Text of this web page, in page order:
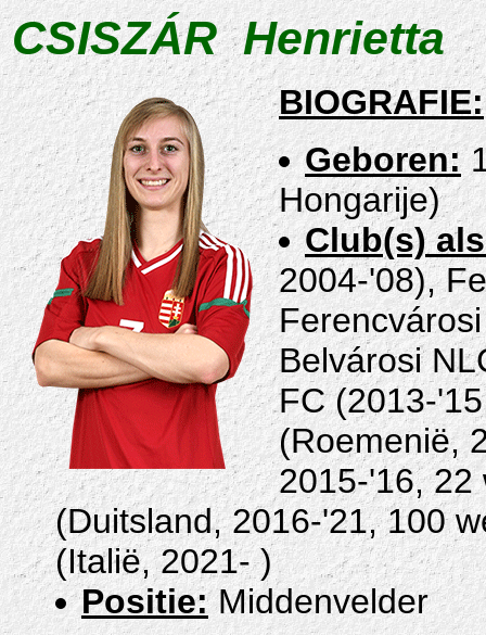
CSISZÁR Henrietta
BIOGRAFIE:
Geboren:
Hongarije)
Club(s)
2004-'08),
Belvárosi
FC (2013-
(Roemenië,
2015-'16, 22
(Duitsland, 2016-'21, 100
(Italië, 2021- )
Positie:Middenvelder